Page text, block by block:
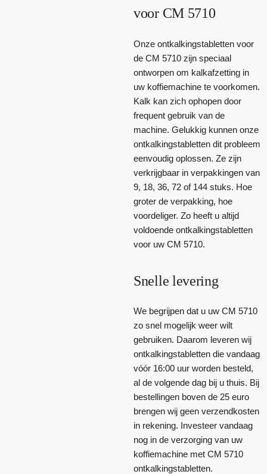
voor CM 5710
Onze ontkalkingstabletten voor
de CM 5710 zijn speciaal
ontworpen om kalkafzetting in
uw koffiemachine te voorkomen.
Kalk kan zich ophopen door
frequent gebruik van de
machine. Gelukkig kunnen onze
ontkalkingstabletten dit probleem
eenvoudig oplossen. Ze zijn
verkrijgbaar in verpakkingen van
9, 18, 36, 72 of 144 stuks. Hoe
groter de verpakking, hoe
voordeliger. Zo heeft u altijd
voldoende ontkalkingstabletten
voor uw CM 5710.
Snelle levering
We begrijpen dat u uw CM 5710
zo snel mogelijk weer wilt
gebruiken. Daarom leveren wij
ontkalkingstabletten die vandaag
vóór 16:00 uur worden besteld,
al de volgende dag bij u thuis. Bij
bestellingen boven de 25 euro
brengen wij geen verzendkosten
in rekening. Investeer vandaag
nog in de verzorging van uw
koffiemachine met CM 5710
ontkalkingstabletten.